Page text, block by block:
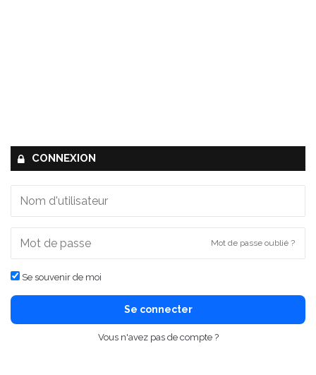
CONNEXION
Mot de passe oublié ?
Se souvenir de moi
Se connecter
Vous n'avez pas de compte ?